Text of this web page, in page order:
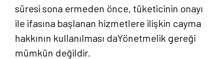
süresi sona ermeden önce, tüketicinin onayı
ile ifasına başlanan hizmetlere ilişkin cayma
hakkının kullanılması daYönetmelik gereği
mümkün değildir.